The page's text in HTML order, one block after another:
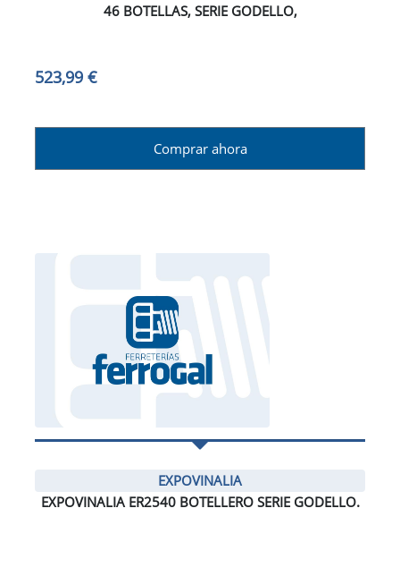
46 BOTELLAS, SERIE GODELLO,
523,99 €
Comprar ahora
EXPOVINALIA
EXPOVINALIA ER2540 BOTELLERO SERIE GODELLO.